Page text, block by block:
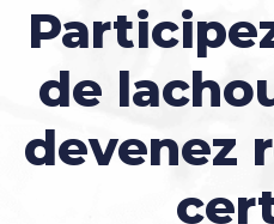
de
devenez